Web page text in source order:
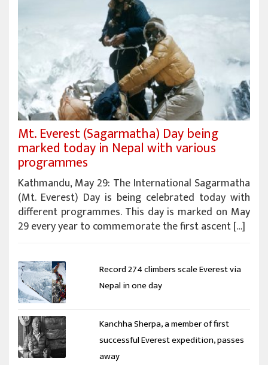
Mt. Everest (Sagarmatha) Day being
marked today in Nepal with various
programmes
Kathmandu, May 29: The International Sagarmatha
(Mt. Everest) Day is being celebrated today with
different programmes. This day is marked on May
29 every year to commemorate the first ascent […]
Record 274 climbers scale Everest via
Nepal in one day
Kanchha Sherpa, a member of first
successful Everest expedition, passes
away